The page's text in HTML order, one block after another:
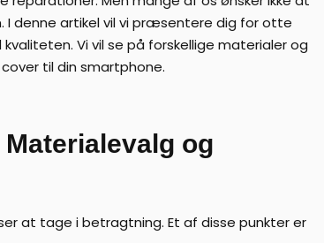
I denne artikel vil vi præsentere dig for otte
Vi vil se på forskellige materialer og
til din smartphone.
og
at tage i betragtning. Et af disse punkter er